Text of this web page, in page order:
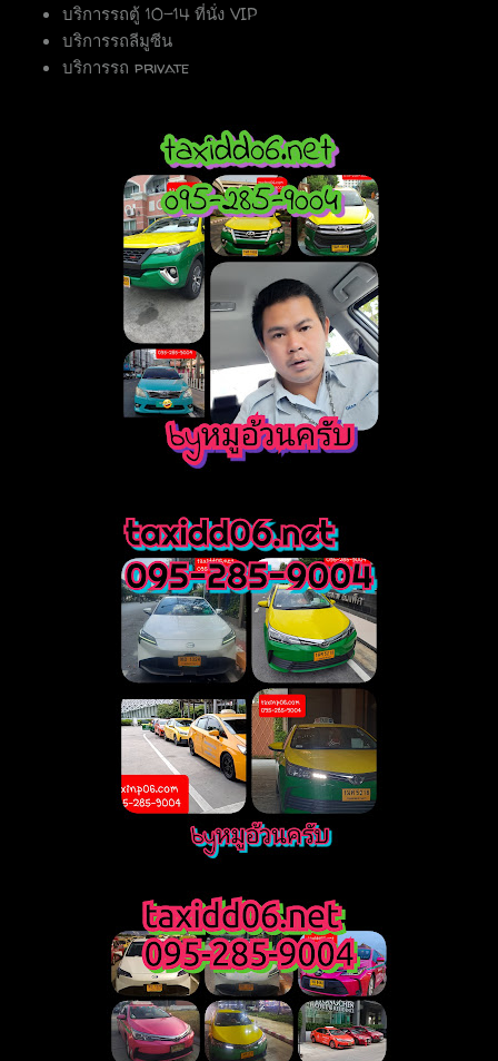
บริการรถตู้ 10-14 ที่นั่ง VIP
บริการรถลีมูซีน
บริการรถ private